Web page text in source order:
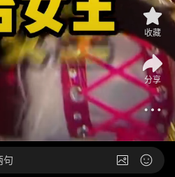
收藏
分享
句